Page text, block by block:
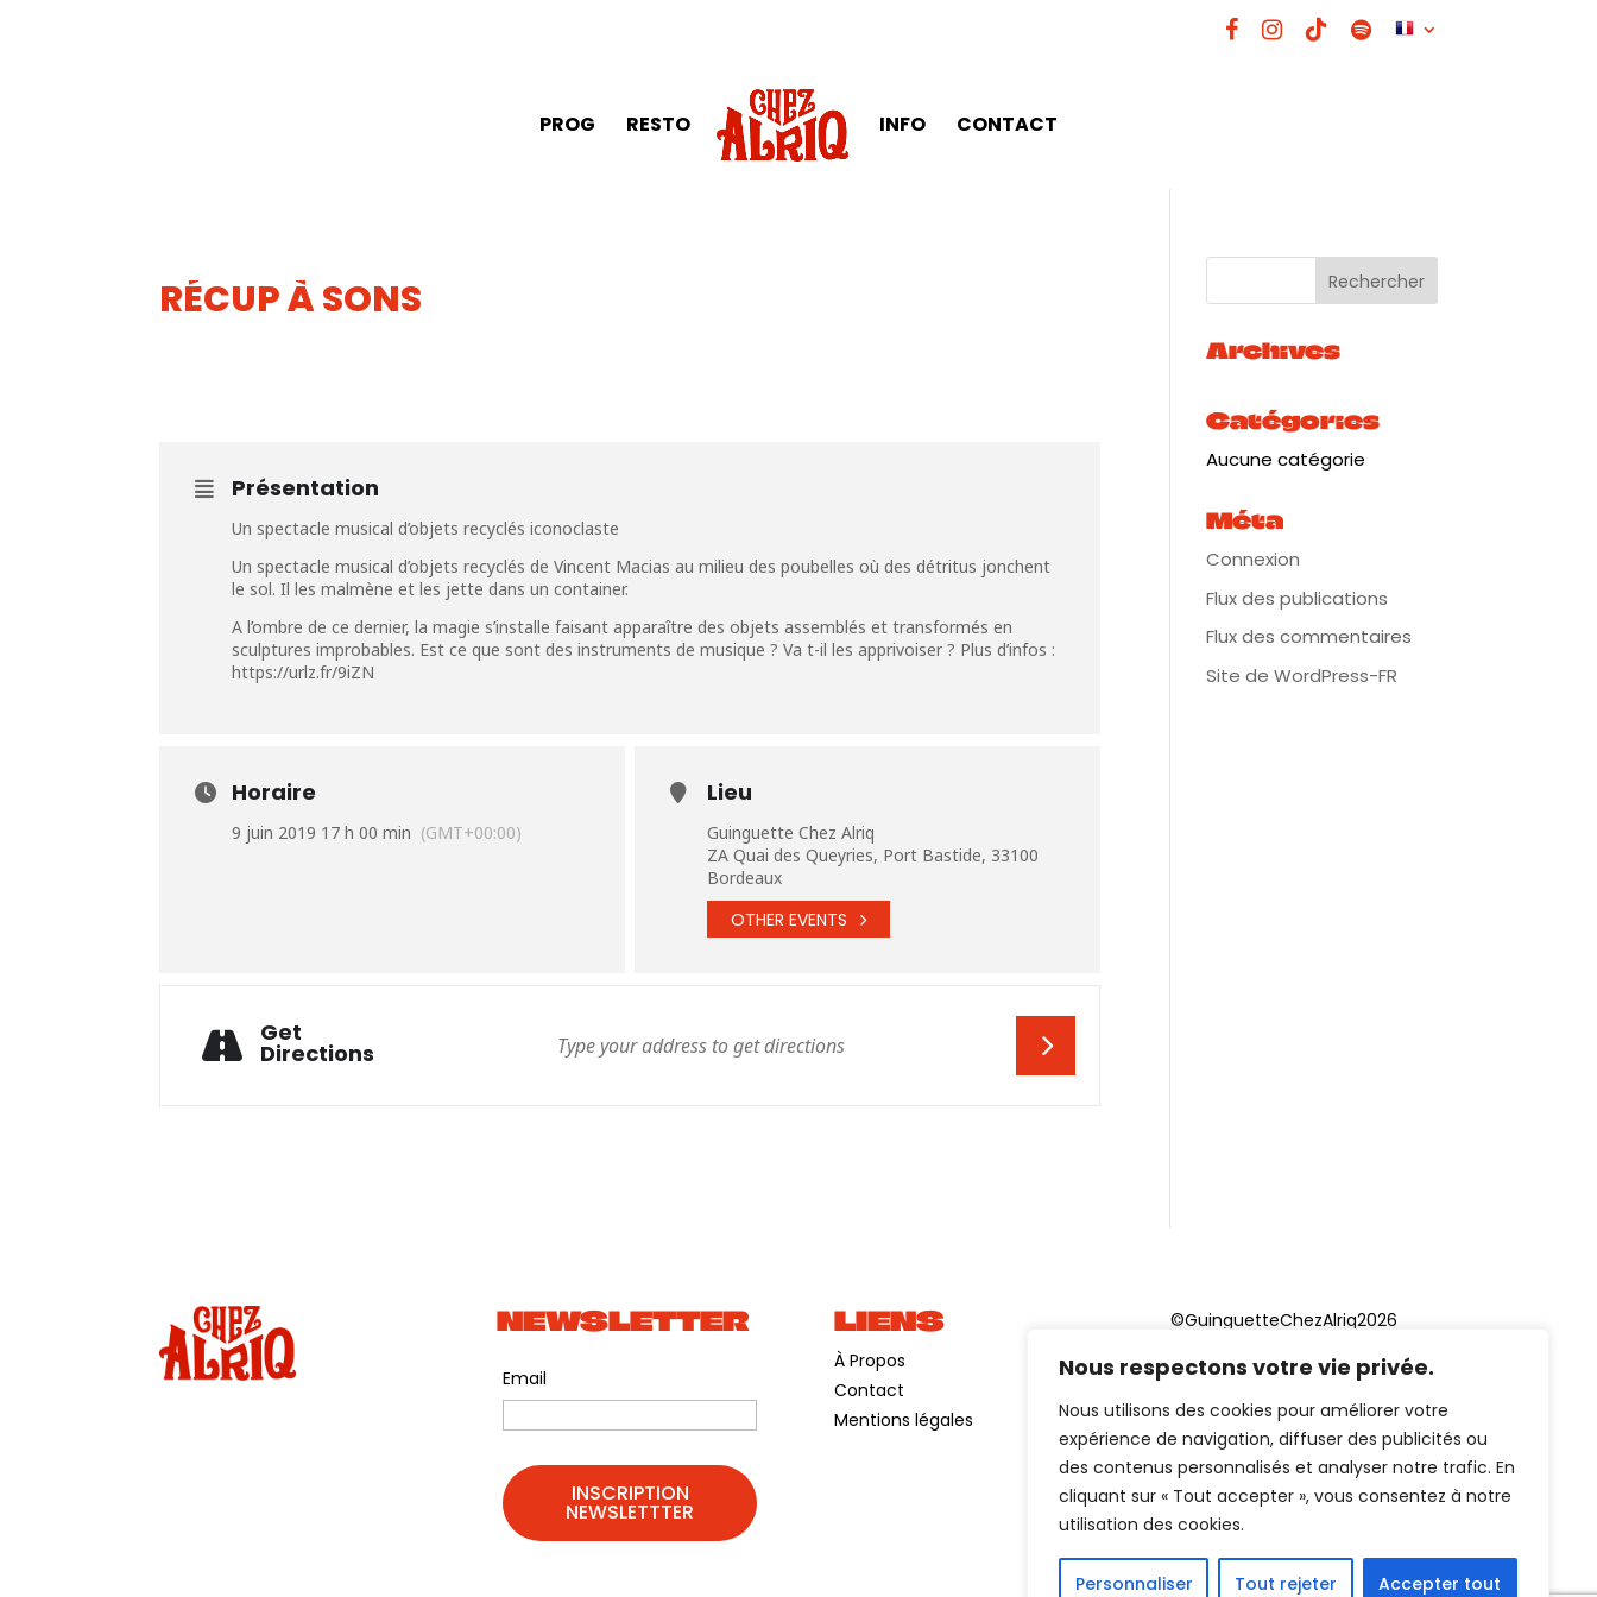
Nous respectons votre vie privée.
Nous utilisons des cookies pour améliorer votre
expérience de navigation, diffuser des publicités ou
des contenus personnalisés et analyser notre trafic. En
cliquant sur « Tout accepter », vous consentez à notre
utilisation des cookies.
Personnaliser Tout rejeter Accepter tout
PROG RESTO INFO CONTACT
RÉCUP À SONS
Présentation
Un spectacle musical d’objets recyclés iconoclaste
Un spectacle musical d’objets recyclés de Vincent Macias au milieu des poubelles où des détritus jonchent
le sol. Il les malmène et les jette dans un container.
A l’ombre de ce dernier, la magie s’installe faisant apparaître des objets assemblés et transformés en
sculptures improbables. Est ce que sont des instruments de musique ? Va t-il les apprivoiser ? Plus d’infos :
https://urlz.fr/9iZN
Horaire
9 juin 2019 17 h 00 min (GMT+00:00)
Lieu
Guinguette Chez Alriq
ZA Quai des Queyries, Port Bastide, 33100
Bordeaux
OTHER EVENTS
Get
Directions
Archives
Catégories
Aucune catégorie
Méta
Connexion
Flux des publications
Flux des commentaires
Site de WordPress-FR
NEWSLETTER
Email
LIENS
À Propos
Contact
Mentions légales
©GuinguetteChezAlriq2026
Création site internet YOSOY